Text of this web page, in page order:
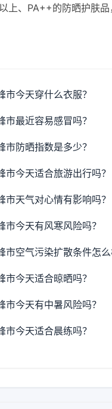
上、PA++的防晒护肤
市今天穿什么衣服？
市最近容易感冒吗？
市防晒指数是多少？
市今天适合旅游出行吗？
市天气对心情有影响吗？
市今天有风寒风险吗？
市空气污染扩散条件怎么
市今天适合晾晒吗？
市今天有中暑风险吗？
市今天适合晨练吗？